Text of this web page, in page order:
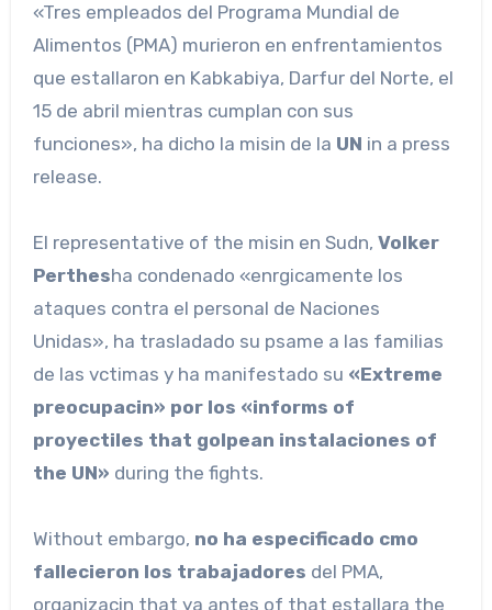
«Tres empleados del Programa Mundial de
Alimentos (PMA) murieron en enfrentamientos
que estallaron en Kabkabiya, Darfur del Norte, el
15 de abril mientras cumplan con sus
funciones», ha dicho la misin de la UN in a press
release.
El representative of the misin en Sudn, Volker
Perthesha condenado «enrgicamente los
ataques contra el personal de Naciones
Unidas», ha trasladado su psame a las familias
de las vctimas y ha manifestado su «Extreme
preocupacin» por los «informs of
proyectiles that golpean instalaciones of
the UN» during the fights.
Without embargo, no ha especificado cmo
fallecieron los trabajadores del PMA,
organizacin that ya antes of that estallara the